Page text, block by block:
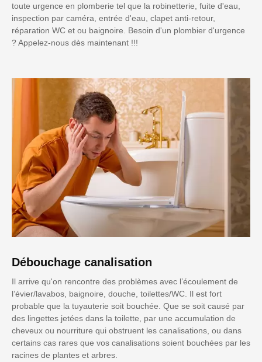
toute urgence en plomberie tel que la robinetterie, fuite d'eau,
inspection par caméra, entrée d'eau, clapet anti-retour,
réparation WC et ou baignoire. Besoin d'un plombier d'urgence
? Appelez-nous dès maintenant !!!
Débouchage canalisation
Il arrive qu'on rencontre des problèmes avec l’écoulement de
l’évier/lavabos, baignoire, douche, toilettes/WC. Il est fort
probable que la tuyauterie soit bouchée. Que se soit causé par
des lingettes jetées dans la toilette, par une accumulation de
cheveux ou nourriture qui obstruent les canalisations, ou dans
certains cas rares que vos canalisations soient bouchées par les
racines de plantes et arbres.